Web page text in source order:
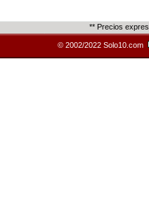
** Precios
© 2002/2022 Solo10.com